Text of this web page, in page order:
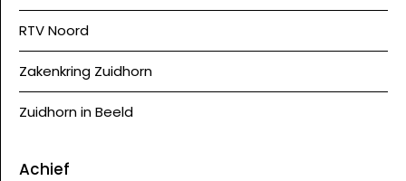
RTV Noord
Zakenkring Zuidhorn
Zuidhorn in Beeld
Achief